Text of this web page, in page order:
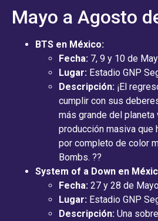
Mayo a Agosto
BTS en México:
Fecha: 7, 9 y 10 de
Lugar: Estadio GNP
Descripción: ¡El
cumplir con sus
más grande del planeta
producción masiva que
por completo de color
Bombs. ??
System of a Down en
Fecha: 27 y 28 de
Lugar: Estadio GNP
Descripción: Una